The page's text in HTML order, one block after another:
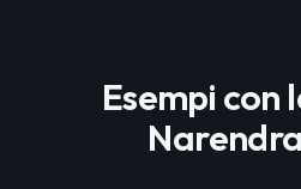
Esempi con